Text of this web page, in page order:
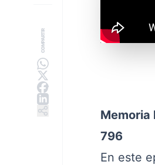
COMPARTIR
Memoria
796
En este